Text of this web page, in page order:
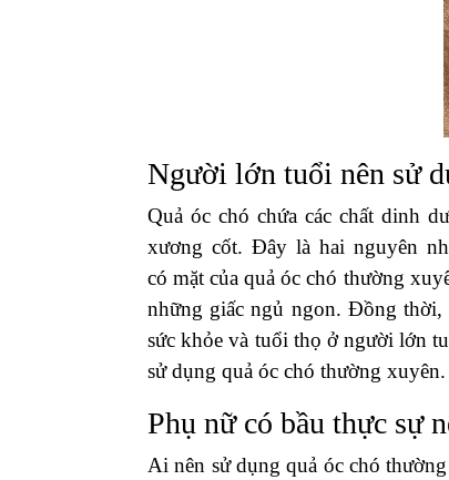
Người lớn tuổi nên sử
Quả óc chó chứa các chất dinh
xương cốt. Đây là hai nguyên
có mặt của quả óc chó thường
những giấc ngủ ngon. Đồng thời,
sức khỏe và tuổi thọ ở người lớn
sử dụng quả óc chó thường xuyên.
Phụ nữ có bầu thực sự
Ai nên sử dụng quả óc chó